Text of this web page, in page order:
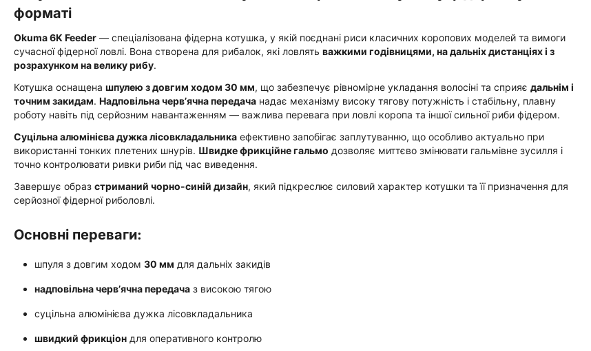
форматі
Okuma 6K Feeder — спеціалізована фідерна котушка, у якій поєднані риси класичних коропових моделей та вимоги
сучасної фідерної ловлі. Вона створена для рибалок, які ловлять важкими годівницями, на дальніх дистанціях і з
розрахунком на велику рибу.
Котушка оснащена шпулею з довгим ходом 30 мм, що забезпечує рівномірне укладання волосіні та сприяє дальнім і
точним закидам. Надповільна черв’ячна передача надає механізму високу тягову потужність і стабільну, плавну
роботу навіть під серйозним навантаженням — важлива перевага при ловлі коропа та іншої сильної риби фідером.
Суцільна алюмінієва дужка лісовкладальника ефективно запобігає заплутуванню, що особливо актуально при
використанні тонких плетених шнурів. Швидке фрикційне гальмо дозволяє миттєво змінювати гальмівне зусилля і
точно контролювати ривки риби під час виведення.
Завершує образ стриманий чорно-синій дизайн, який підкреслює силовий характер котушки та її призначення для
серйозної фідерної риболовлі.
Основні переваги:
шпуля з довгим ходом 30 мм для дальніх закидів
надповільна черв’ячна передача з високою тягою
суцільна алюмінієва дужка лісовкладальника
швидкий фрикціон для оперативного контролю